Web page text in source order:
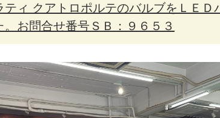
。お問合せ番号ＳＢ：９６５３